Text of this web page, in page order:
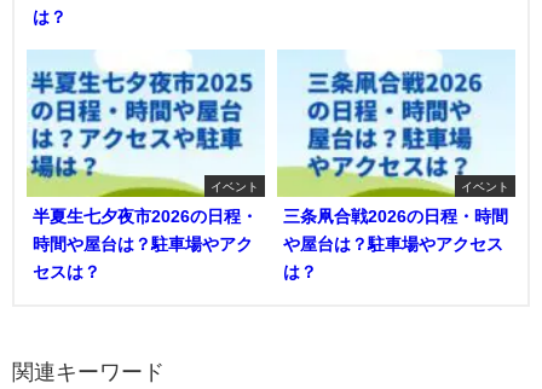
は？
イベント
半夏生七夕夜市2026の日程・
時間や屋台は？駐車場やアク
セスは？
イベント
三条凧合戦2026の日程・時間
や屋台は？駐車場やアクセス
は？
関連キーワード